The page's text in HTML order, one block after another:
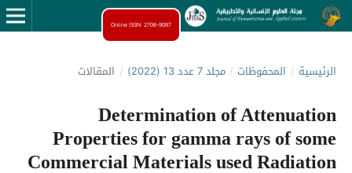
Online ISSN: 2706-9087
الرئيسية / المحفوظات / مجلد 7 عدد 13 (2022) / المقالات
Determination of Attenuation
Properties for gamma rays of some
Commercial Materials used Radiation